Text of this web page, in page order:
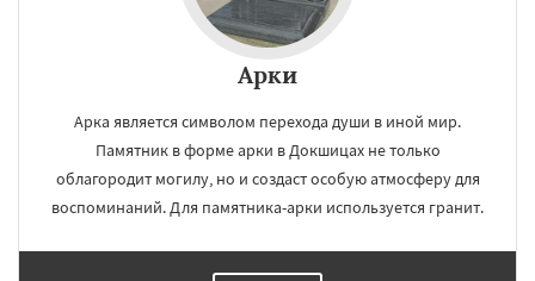
Арки
Арка является символом перехода души в иной мир.
Памятник в форме арки в Докшицах не только
облагородит могилу, но и создаст особую атмосферу для
воспоминаний. Для памятника-арки используется гранит.